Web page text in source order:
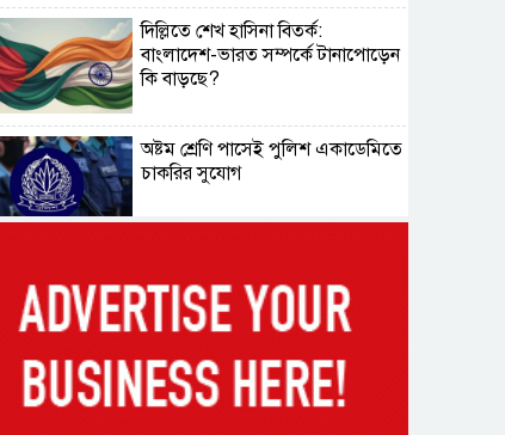
দিল্লিতে শেখ হাসিনা বিতর্ক:
বাংলাদেশ-ভারত সম্পর্কে টানাপোড়েন
কি বাড়ছে?
অষ্টম শ্রেণি পাসেই পুলিশ একাডেমিতে
চাকরির সুযোগ
র‌্যাবের বিশেষ অভিযানে দুর্গাপুরে
চাঞ্চল্যকর ধর্ষণচেষ্টা মামলার পলাতক